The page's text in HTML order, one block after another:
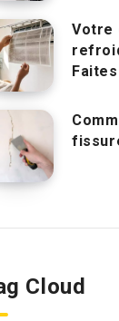
Votre
Cloud